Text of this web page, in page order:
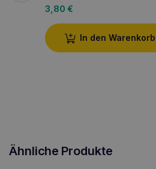
3,80 €
In den Warenkorb
Ähnliche Produkte